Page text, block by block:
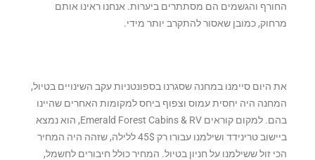
החורף והגשמים הם מסתתרים ביערות. אנחנו ראינו אותם
מרחוק, כמובן שאסור להתקרב יותר מידי.
את היום סיימנו במחנה שסגרנו בספונטניות עקב השינויים בטיול,
המחנה היה יחסית עמוס וצפוף ביחס למקומות האחרים שהיינו
בהם. למקום קוראים Emerald Forest Cabins & RV, הוא נמצא
ביישוב טרינידד ושילמנו עבורו רק 45$ ללילה, שזהה היה המחיר
הכי זול ששילמנו על חניון בטיול. המחיר כולל חיבורים לחשמל,